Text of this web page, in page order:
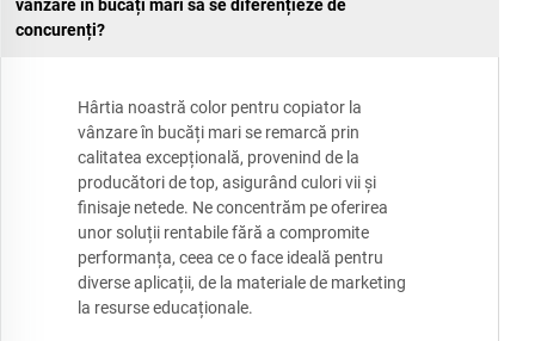
vânzare în bucăți mari să se diferențieze de
concurenți?
Hârtia noastră color pentru copiator la
vânzare în bucăți mari se remarcă prin
calitatea excepțională, provenind de la
producători de top, asigurând culori vii și
finisaje netede. Ne concentrăm pe oferirea
unor soluții rentabile fără a compromite
performanța, ceea ce o face ideală pentru
diverse aplicații, de la materiale de marketing
la resurse educaționale.